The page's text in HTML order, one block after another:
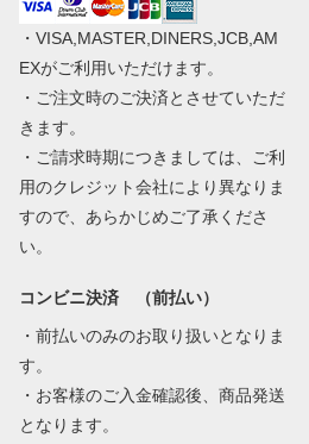
・VISA,MASTER,DINERS,JCB,AM
EXがご利用いただけます。
・ご注文時のご決済とさせていただ
きます。
・ご請求時期につきましては、ご利
用のクレジット会社により異なりま
すので、あらかじめご了承くださ
い。
コンビニ決済 （前払い）
・前払いのみのお取り扱いとなりま
す。
・お客様のご入金確認後、商品発送
となります。